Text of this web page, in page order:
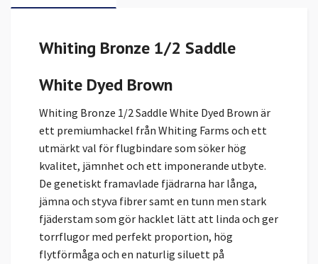
Whiting Bronze 1/2 Saddle
White Dyed Brown
Whiting Bronze 1/2 Saddle White Dyed Brown är
ett premiumhackel från Whiting Farms och ett
utmärkt val för flugbindare som söker hög
kvalitet, jämnhet och ett imponerande utbyte.
De genetiskt framavlade fjädrarna har långa,
jämna och styva fibrer samt en tunn men stark
fjäderstam som gör hacklet lätt att linda och ger
torrflugor med perfekt proportion, hög
flytförmåga och en naturlig siluett på